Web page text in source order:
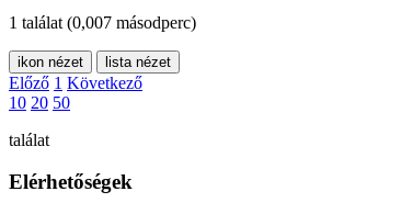
1 találat (0,007 másodperc)
ikon nézet lista nézet
Előző 1 Következő
10 20 50
találat
Elérhetőségek